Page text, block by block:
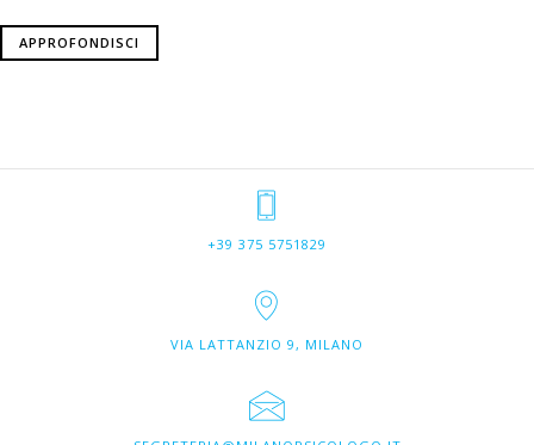
APPROFONDISCI
+39 375 5751829
VIA LATTANZIO 9, MILANO